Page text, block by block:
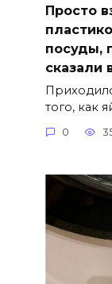
Просто
посуды,
сказали
того, как
0